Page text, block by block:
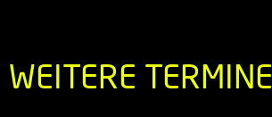
WEITERE TERMINE